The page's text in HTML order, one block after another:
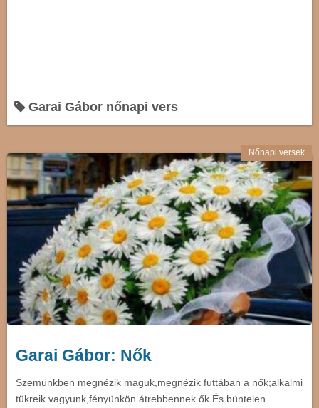
Garai Gábor nőnapi vers
Nőnapi versek
Garai Gábor: Nők
Szemünkben megnézik maguk,megnézik futtában a nők;alkalmi
tükreik vagyunk,fényünkön átrebbennek ők.És büntelen